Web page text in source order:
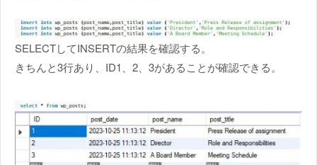
SELECTしてINSERTの結果を確認する。
きちんと3行あり、ID1、2、3があることが確認できる。